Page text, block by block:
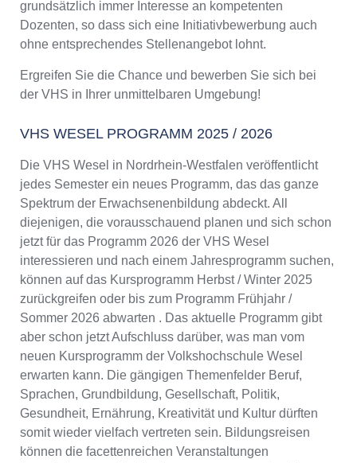
grundsätzlich immer Interesse an kompetenten
Dozenten, so dass sich eine Initiativbewerbung auch
ohne entsprechendes Stellenangebot lohnt.
Ergreifen Sie die Chance und bewerben Sie sich bei
der VHS in Ihrer unmittelbaren Umgebung!
VHS WESEL PROGRAMM 2025 / 2026
Die VHS Wesel in Nordrhein-Westfalen veröffentlicht
jedes Semester ein neues Programm, das das ganze
Spektrum der Erwachsenenbildung abdeckt. All
diejenigen, die vorausschauend planen und sich schon
jetzt für das Programm 2026 der VHS Wesel
interessieren und nach einem Jahresprogramm suchen,
können auf das Kursprogramm Herbst / Winter 2025
zurückgreifen oder bis zum Programm Frühjahr /
Sommer 2026 abwarten . Das aktuelle Programm gibt
aber schon jetzt Aufschluss darüber, was man vom
neuen Kursprogramm der Volkshochschule Wesel
erwarten kann. Die gängigen Themenfelder Beruf,
Sprachen, Grundbildung, Gesellschaft, Politik,
Gesundheit, Ernährung, Kreativität und Kultur dürften
somit wieder vielfach vertreten sein. Bildungsreisen
können die facettenreichen Veranstaltungen